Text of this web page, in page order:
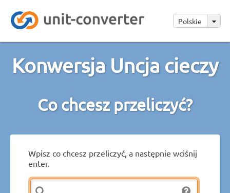
Polskie
Konwersja Uncja cieczy
Co chcesz przeliczyć?
Wpisz co chcesz przeliczyć, a następnie wciśnij
enter.